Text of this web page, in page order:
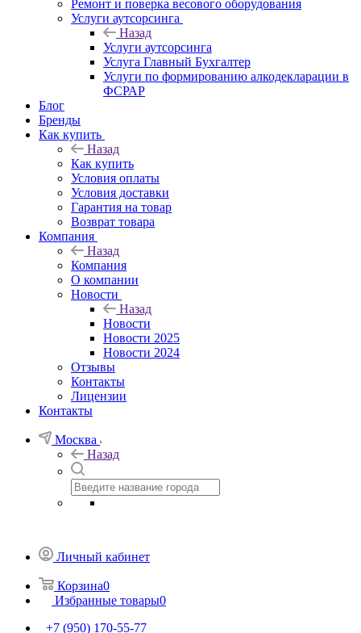
Ремонт и поверка весового оборудования
Услуги аутсорсинга
Назад
Услуги аутсорсинга
Услуга Главный Бухгалтер
Услуги по формированию алкодекларации в
ФСРАР
Блог
Бренды
Как купить
Назад
Как купить
Условия оплаты
Условия доставки
Гарантия на товар
Возврат товара
Компания
Назад
Компания
О компании
Новости
Назад
Новости
Новости 2025
Новости 2024
Отзывы
Контакты
Лицензии
Контакты
Москва
Назад
Личный кабинет
Корзина0
Избранные товары0
+7 (950) 170-55-77